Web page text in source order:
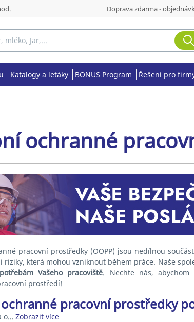
Doprava zdarma -
Katalogy a letáky BONUS Program Řešení pro
ochranné
pracovní prostředky (OOPP) jsou nedílnou
riziky, která mohou vzniknout během práce. Naše
Vašeho pracoviště. Nechte nás,
prostředí!
pracovní prostředky
o… Zobrazit více